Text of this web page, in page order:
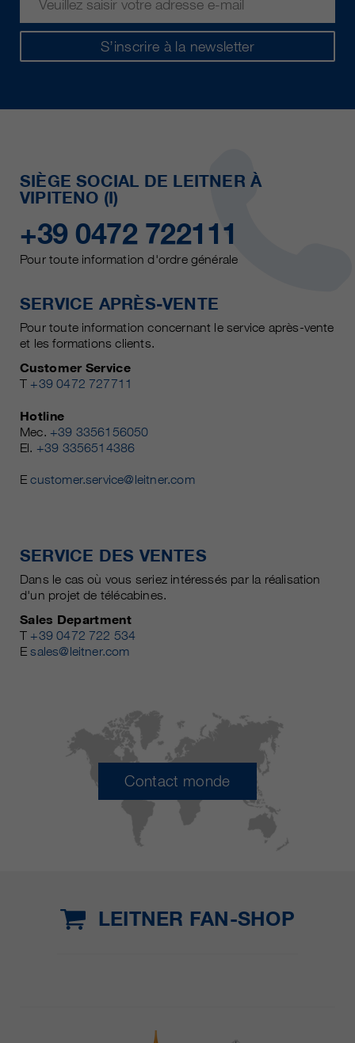
S’inscrire à la newsletter
SIÈGE SOCIAL DE LEITNER À
VIPITENO (I)
+39 0472 722111
Pour toute information d'ordre générale
SERVICE APRÈS-VENTE
Pour toute information concernant le service après-vente
et les formations clients.
Customer Service
T +39 0472 727711
Hotline
Mec. +39 3356156050
El. +39 3356514386
Ecustomer.service@leitner.com
SERVICE DES VENTES
Dans le cas où vous seriez intéressés par la réalisation
d'un projet de télécabines.
Sales Department
T +39 0472 722 534
Esales@leitner.com
Contact monde
LEITNER FAN-SHOP